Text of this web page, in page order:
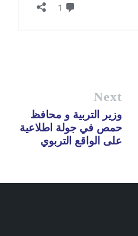
Next
وزير التربية و محافظ
حمص في جولة اطلاعية
على الواقع التربوي